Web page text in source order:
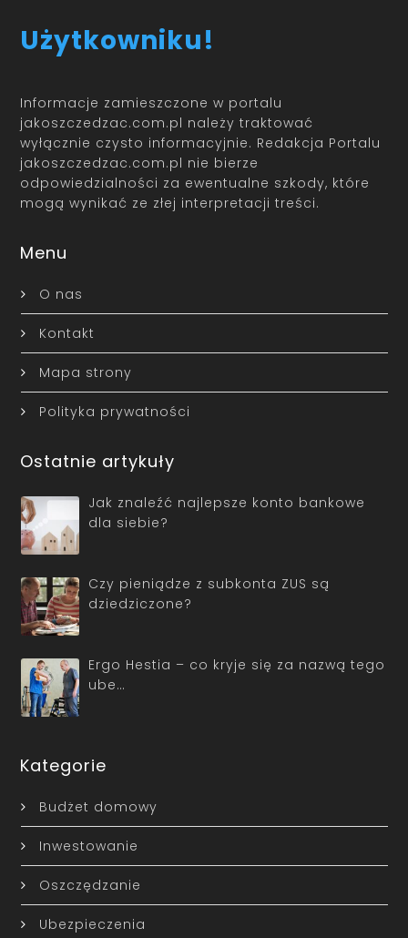
Użytkowniku!
Informacje zamieszczone w portalu
jakoszczedzac.com.pl należy traktować
wyłącznie czysto informacyjnie. Redakcja Portalu
jakoszczedzac.com.pl nie bierze
odpowiedzialności za ewentualne szkody, które
mogą wynikać ze złej interpretacji treści.
Menu
O nas
Kontakt
Mapa strony
Polityka prywatności
Ostatnie artykuły
Jak znaleźć najlepsze konto bankowe
dla siebie?
Czy pieniądze z subkonta ZUS są
dziedziczone?
Ergo Hestia – co kryje się za nazwą tego
ube…
Kategorie
Budżet domowy
Inwestowanie
Oszczędzanie
Ubezpieczenia